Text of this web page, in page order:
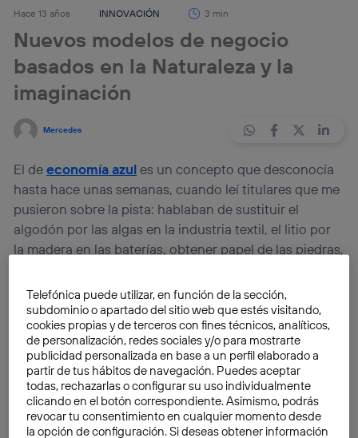
Hace 13 años INNOVACIÓN 3 min
Nuevos modelos de negocio
basados en la Naturaleza y la
imaginación
Mercedes
El deeconomía azules un concepto que desconocía
hasta hace unas semanas, cuando leí titulares que me
pusieron sobre la pista: hablaban de sustituir el
algodón por las algas en la industria textil, el litio por
la madera en las baterías, obtener papel de las piedras,
El artífice de todas estas ideas es Gunter Pauli, un
gurú belga que se dedica a buscar cómooptimizar,
reutilizar, aprovechar y, en muchos casos, repensar
la manera de hacer las cosas.
Telefónica puede utilizar, en función de la sección,
subdominio o apartado del sitio web que estés visitando,
cookies propias y de terceros con fines técnicos, analíticos,
de personalización, redes sociales y/o para mostrarte
publicidad personalizada en base a un perfil elaborado a
partir de tus hábitos de navegación. Puedes aceptar
todas, rechazarlas o configurar su uso individualmente
clicando en el botón correspondiente. Asimismo, podrás
revocar tu consentimiento en cualquier momento desde
la opción de configuración. Si deseas obtener información